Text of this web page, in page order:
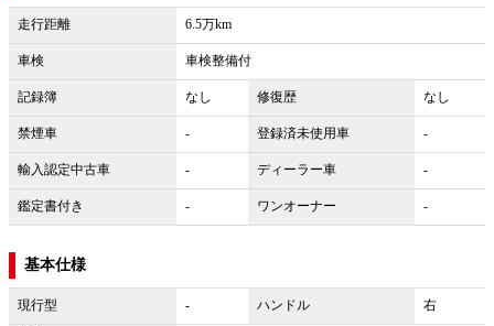
走行距離 6.5万km
車検 車検整備付
記録簿 なし 修復歴 なし
禁煙車 - 登録済未使用車 -
輸入認定中古車 - ディーラー車 -
鑑定書付き - ワンオーナー -
基本仕様
現行型 - ハンドル
右